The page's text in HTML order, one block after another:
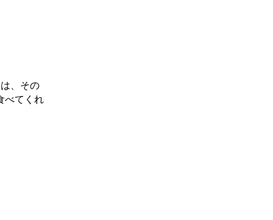
、その
べてくれ